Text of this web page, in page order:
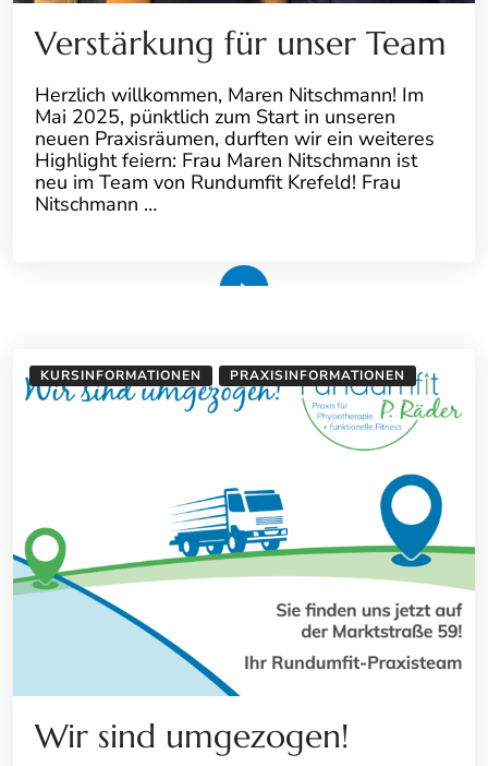
Verstärkung für unser Team
Herzlich willkommen, Maren Nitschmann! Im
Mai 2025, pünktlich zum Start in unseren
neuen Praxisräumen, durften wir ein weiteres
Highlight feiern: Frau Maren Nitschmann ist
neu im Team von Rundumfit Krefeld! Frau
Nitschmann …
KURSINFORMATIONEN PRAXISINFORMATIONEN
Wir sind umgezogen!